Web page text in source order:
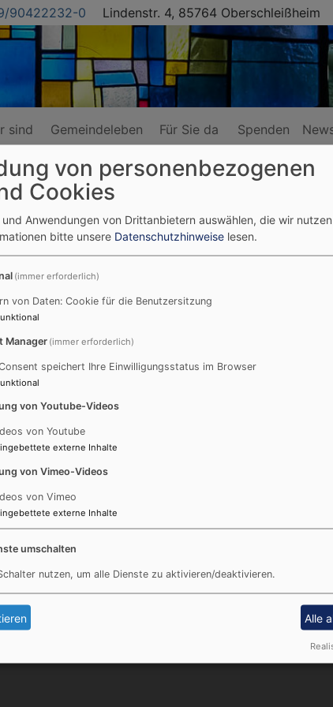
90422232-0 Lindenstr. 4, 85764 Oberschleißheim
sind Gemeindeleben Für Sie da Spenden
Mittwoch, den 12. Juli feiern wir den Mittendrin-
mit „Segen für die Reise
“, in diesem
Lucie Gerstmann verabschieden,
dem Gottesdienst ist Zeit für das persönliche
Fußbereichsmenü
von personenbezogenen
Cookies
Anwendungen von Drittanbietern auswählen, die wir nutzen
bitte unsere Datenschutzhinweise lesen.
(immer erforderlich)
von Daten: Cookie für die Benutzersitzung
Manager (immer erforderlich)
speichert Ihre Einwilligungsstatus im Browser
von Youtube-Videos
von Youtube
externe Inhalte
von Vimeo-Videos
von Vimeo
externe Inhalte
umschalten
nutzen, um alle Dienste zu aktivieren/deaktivieren.
Alle